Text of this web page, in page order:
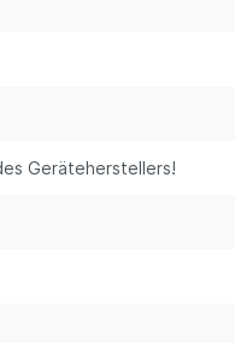
Geräteherstellers!